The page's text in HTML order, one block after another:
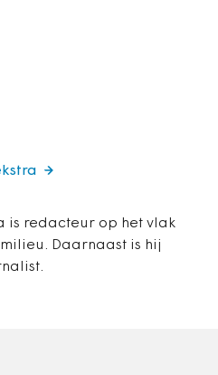
is redacteur op het vlak
Daarnaast is hij